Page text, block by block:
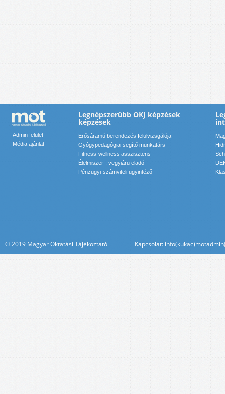
Admin felület
Média ajánlat
Legnépszerűbb OKJ képzések
képzések
Erősáramú berendezés felülvizsgálója
Gyógypedagógiai segítő munkatárs
Fitness-wellness asszisztens
Élelmiszer-, vegyiáru eladó
Pénzügyi-számviteli ügyintéző
© 2019 Magyar Oktatási Tájékoztató Kapcsolat: